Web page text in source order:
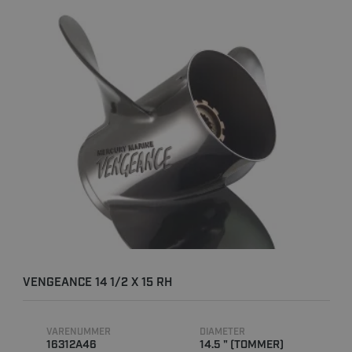
VENGEANCE 14 1/2 X 15 RH
VARENUMMER
16312A46
DIAMETER
14.5 " (TOMMER)